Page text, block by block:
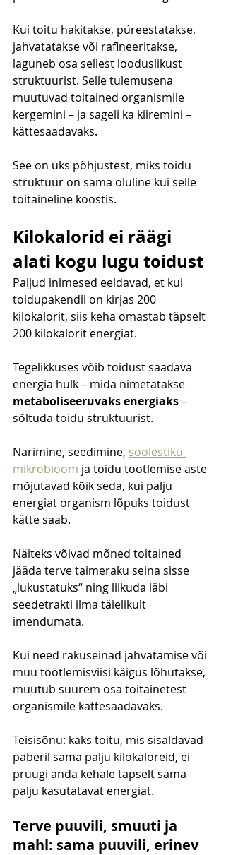
Kui toitu hakitakse, püreestatakse,
jahvatatakse või rafineeritakse,
laguneb osa sellest looduslikust
struktuurist. Selle tulemusena
muutuvad toitained organismile
kergemini – ja sageli ka kiiremini –
kättesaadavaks.
See on üks põhjustest, miks toidu
struktuur on sama oluline kui selle
toitaineline koostis.
Kilokalorid ei räägi
alati kogu lugu toidust
Paljud inimesed eeldavad, et kui
toidupakendil on kirjas 200
kilokalorit, siis keha omastab täpselt
200 kilokalorit energiat.
Tegelikkuses võib toidust saadava
energia hulk – mida nimetatakse
metaboliseeruvaks energiaks –
sõltuda toidu struktuurist.
Närimine, seedimine, soolestiku
mikrobioom ja toidu töötlemise aste
mõjutavad kõik seda, kui palju
energiat organism lõpuks toidust
kätte saab.
Näiteks võivad mõned toitained
jääda terve taimeraku seina sisse
„lukustatuks“ ning liikuda läbi
seedetrakti ilma täielikult
imendumata.
Kui need rakuseinad jahvatamise või
muu töötlemisviisi käigus lõhutakse,
muutub suurem osa toitainetest
organismile kättesaadavaks.
Teisisõnu: kaks toitu, mis sisaldavad
paberil sama palju kilokaloreid, ei
pruugi anda kehale täpselt sama
palju kasutatavat energiat.
Terve puuvili, smuuti ja
mahl: sama puuvili, erinev